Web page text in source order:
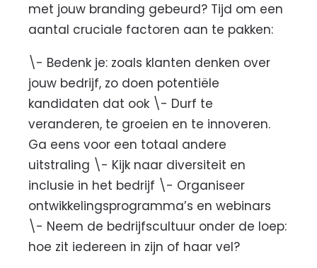
met jouw branding gebeurd? Tijd om een
aantal cruciale factoren aan te pakken:
\- Bedenk je: zoals klanten denken over
jouw bedrijf, zo doen potentiële
kandidaten dat ook \- Durf te
veranderen, te groeien en te innoveren.
Ga eens voor een totaal andere
uitstraling \- Kijk naar diversiteit en
inclusie in het bedrijf \- Organiseer
ontwikkelingsprogramma’s en webinars
\- Neem de bedrijfscultuur onder de loep:
hoe zit iedereen in zijn of haar vel?